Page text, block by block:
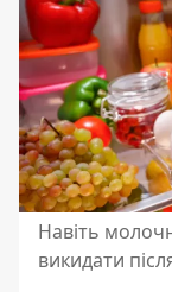
Навіть
викидати